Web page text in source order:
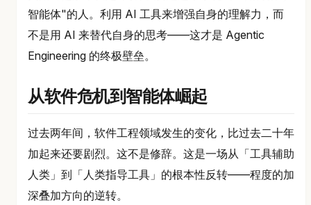
智能体"的人。利用 AI 工具来增强自身的理解力，而
不是用 AI 来替代自身的思考——这才是 Agentic
Engineering 的终极壁垒。
从软件危机到智能体崛起
过去两年间，软件工程领域发生的变化，比过去二十年
加起来还要剧烈。这不是修辞。这是一场从「工具辅助
人类」到「人类指导工具」的根本性反转——程度的加
深叠加方向的逆转。